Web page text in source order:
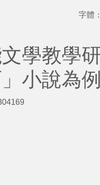
字體：
學教學
小說為例